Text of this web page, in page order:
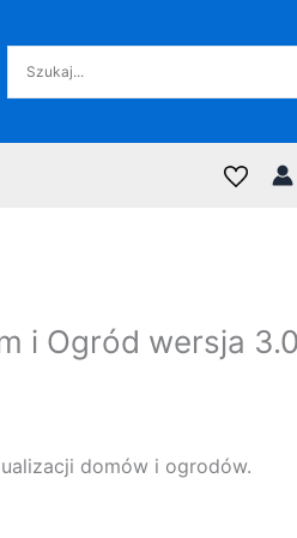
i Ogród wersja
domów i ogrodów.